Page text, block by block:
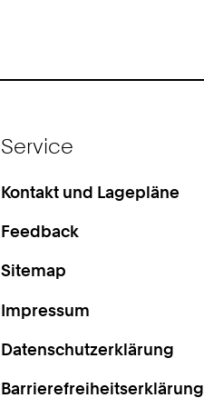
Service
Kontakt und Lagepläne
Feedback
Sitemap
Impressum
Datenschutzerklärung
Barrierefreiheitserklärung